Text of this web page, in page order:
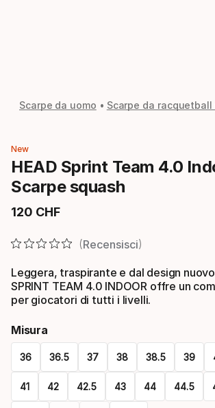
Scarpe da uomo Scarpe da racquetball
New
HEAD Sprint Team 4.0
Scarpe squash
120 CHF
Prezzo finale
Recensisci
Leggera, traspirante e dal design
SPRINT TEAM 4.0 INDOOR offre un
per giocatori di tutti i livelli.
Misura
36 36.5 37 38 38.5 39
41 42 42.5 43 44 44.5